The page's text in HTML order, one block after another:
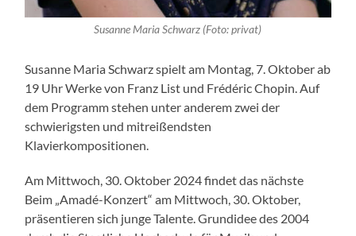
Susanne Maria Schwarz (Foto: privat)
Susanne Maria Schwarz spielt am Montag, 7. Oktober ab
19 Uhr Werke von Franz List und Frédéric Chopin. Auf
dem Programm stehen unter anderem zwei der
schwierigsten und mitreißendsten
Klavierkompositionen.
Am Mittwoch, 30. Oktober 2024 findet das nächste
Beim „Amadé-Konzert“ am Mittwoch, 30. Oktober,
präsentieren sich junge Talente. Grundidee des 2004